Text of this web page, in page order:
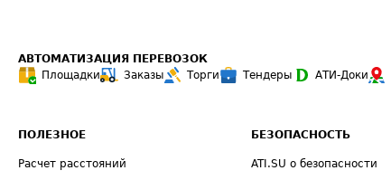
АВТОМАТИЗАЦИЯ ПЕРЕВОЗОК
Площадки
Заказы Торги Тендеры АТИ-Доки
ПОЛЕЗНОЕ
Расчет расстояний
БЕЗОПАСНОСТЬ
ATI.SU о безопасности